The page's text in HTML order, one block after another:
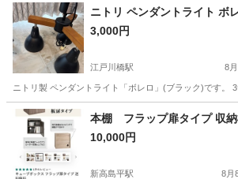
東京 葛飾区 収納家具
ニトリ ペンダントライト ボ
3,000円
江戸川橋駅 8
ニトリ製 ペンダントライト「ボレロ」(ブラック)です。
東京 文京区 江戸川橋駅 照明器具
本棚 フラップ扉タイプ 収納
10,000円
新高島平駅 8月